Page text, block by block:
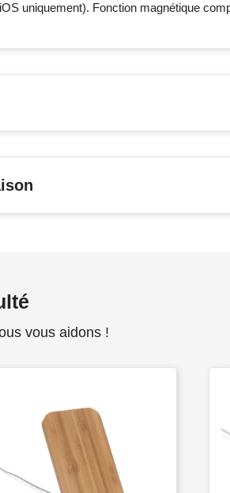
uniquement). Fonction magnétique
vous aidons !